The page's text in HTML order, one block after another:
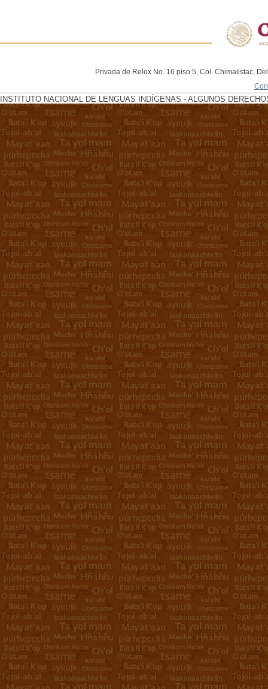
Privada de Relox No. 16 piso 5, Col. Chimalistac,
INSTITUTO NACIONAL DE LENGUAS INDÍGENAS - ALGUNOS